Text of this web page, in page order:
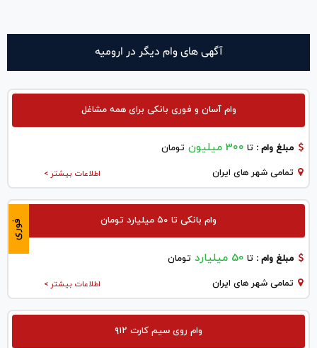
آگهی های وام دیگر در اروميه
وام آسان و فوری بانکی برای همه مشاغل
مبلغ وام : تا 300 میلیون تومان
اطلاعات بیشتر > تمامی شهر های ایران
فوری وام بانکی تا ۵۰ میلیارد تومان
مبلغ وام : تا 50 میلیارد تومان
اطلاعات بیشتر > تمامی شهر های ایران
وام روی سیم کارت ۹۱۲